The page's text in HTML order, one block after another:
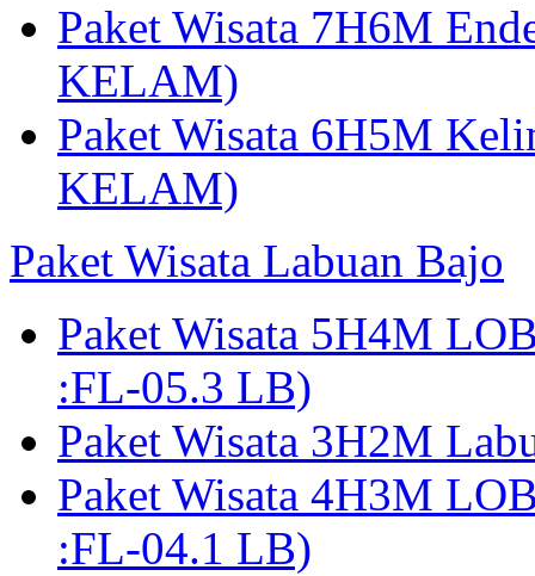
Paket Wisata 7H6M
KELAM)
Paket Wisata 6H5M
KELAM)
Paket Wisata Labuan Bajo
Paket Wisata 5H4M
:FL-05.3 LB)
Paket Wisata 3H2M
Paket Wisata 4H3M
:FL-04.1 LB)